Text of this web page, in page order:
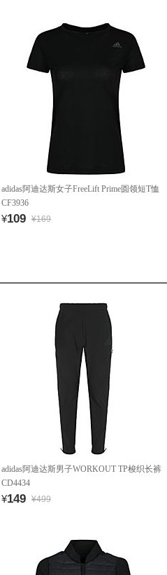
adidas阿迪达斯女子FreeLift Prime圆领短T恤
CF3936
¥109 ¥169
adidas阿迪达斯男子WORKOUT TP梭织长裤
CD4434
¥149 ¥499